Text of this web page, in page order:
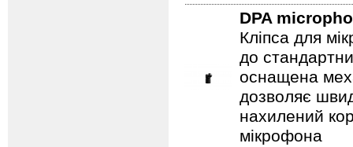
DPA
Кліпса для
до
оснащена
дозволяє
нахилений
мікрофона